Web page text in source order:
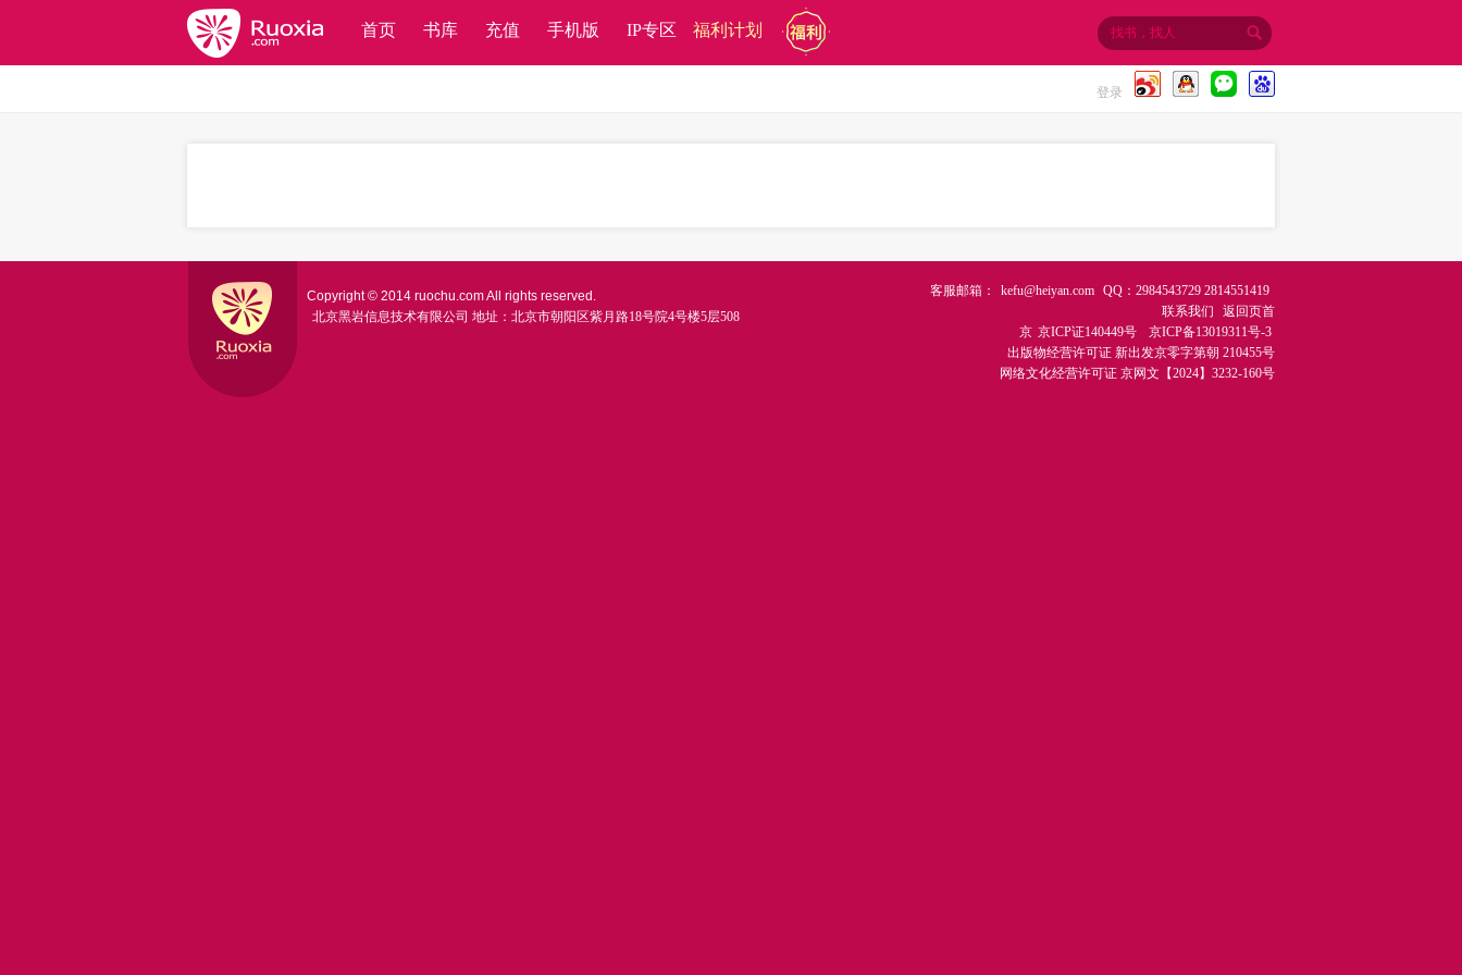
首页 书库 充值 手机版 IP专区 福利计划
登录
Copyright © 2014 ruochu.com All rights reserved.
北京黑岩信息技术有限公司 地址：北京市朝阳区紫月路18号院4号楼5层508
客服邮箱： kefu@heiyan.com QQ：2984543729 2814551419
联系我们
返回页首
京 京ICP证140449号
京ICP备13019311号-3
出版物经营许可证 新出发京零字第朝 210455号
网络文化经营许可证 京网文【2024】3232-160号